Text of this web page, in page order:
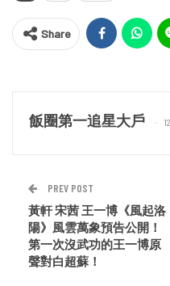
Share
飯圈第一追星大戶
PREV POST
黃軒 宋茜 王一博《風起洛
陽》風雲萬象預告公開！
第一次沒武功的王一博原
聲對白超蘇！